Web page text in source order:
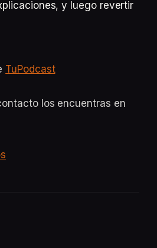
y luego revertir
TuPodcast
los encuentras en